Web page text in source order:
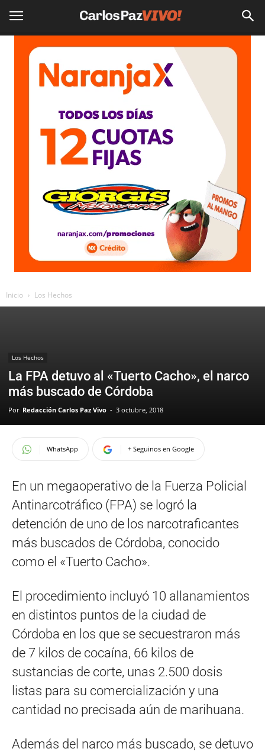
Inicio Los Hechos
Los Hechos
La FPA detuvo al «Tuerto Cacho», el narco
más buscado de Córdoba
Por Redacción Carlos Paz Vivo - 3 octubre, 2018
WhatsApp + Seguinos en Google
En un megaoperativo de la Fuerza Policial
Antinarcotráfico (FPA) se logró la
detención de uno de los narcotraficantes
más buscados de Córdoba, conocido
como el «Tuerto Cacho».
El procedimiento incluyó 10 allanamientos
en distintos puntos de la ciudad de
Córdoba en los que se secuestraron más
de 7 kilos de cocaína, 66 kilos de
sustancias de corte, unas 2.500 dosis
listas para su comercialización y una
cantidad no precisada aún de marihuana.
Además del narco más buscado, se detuvo